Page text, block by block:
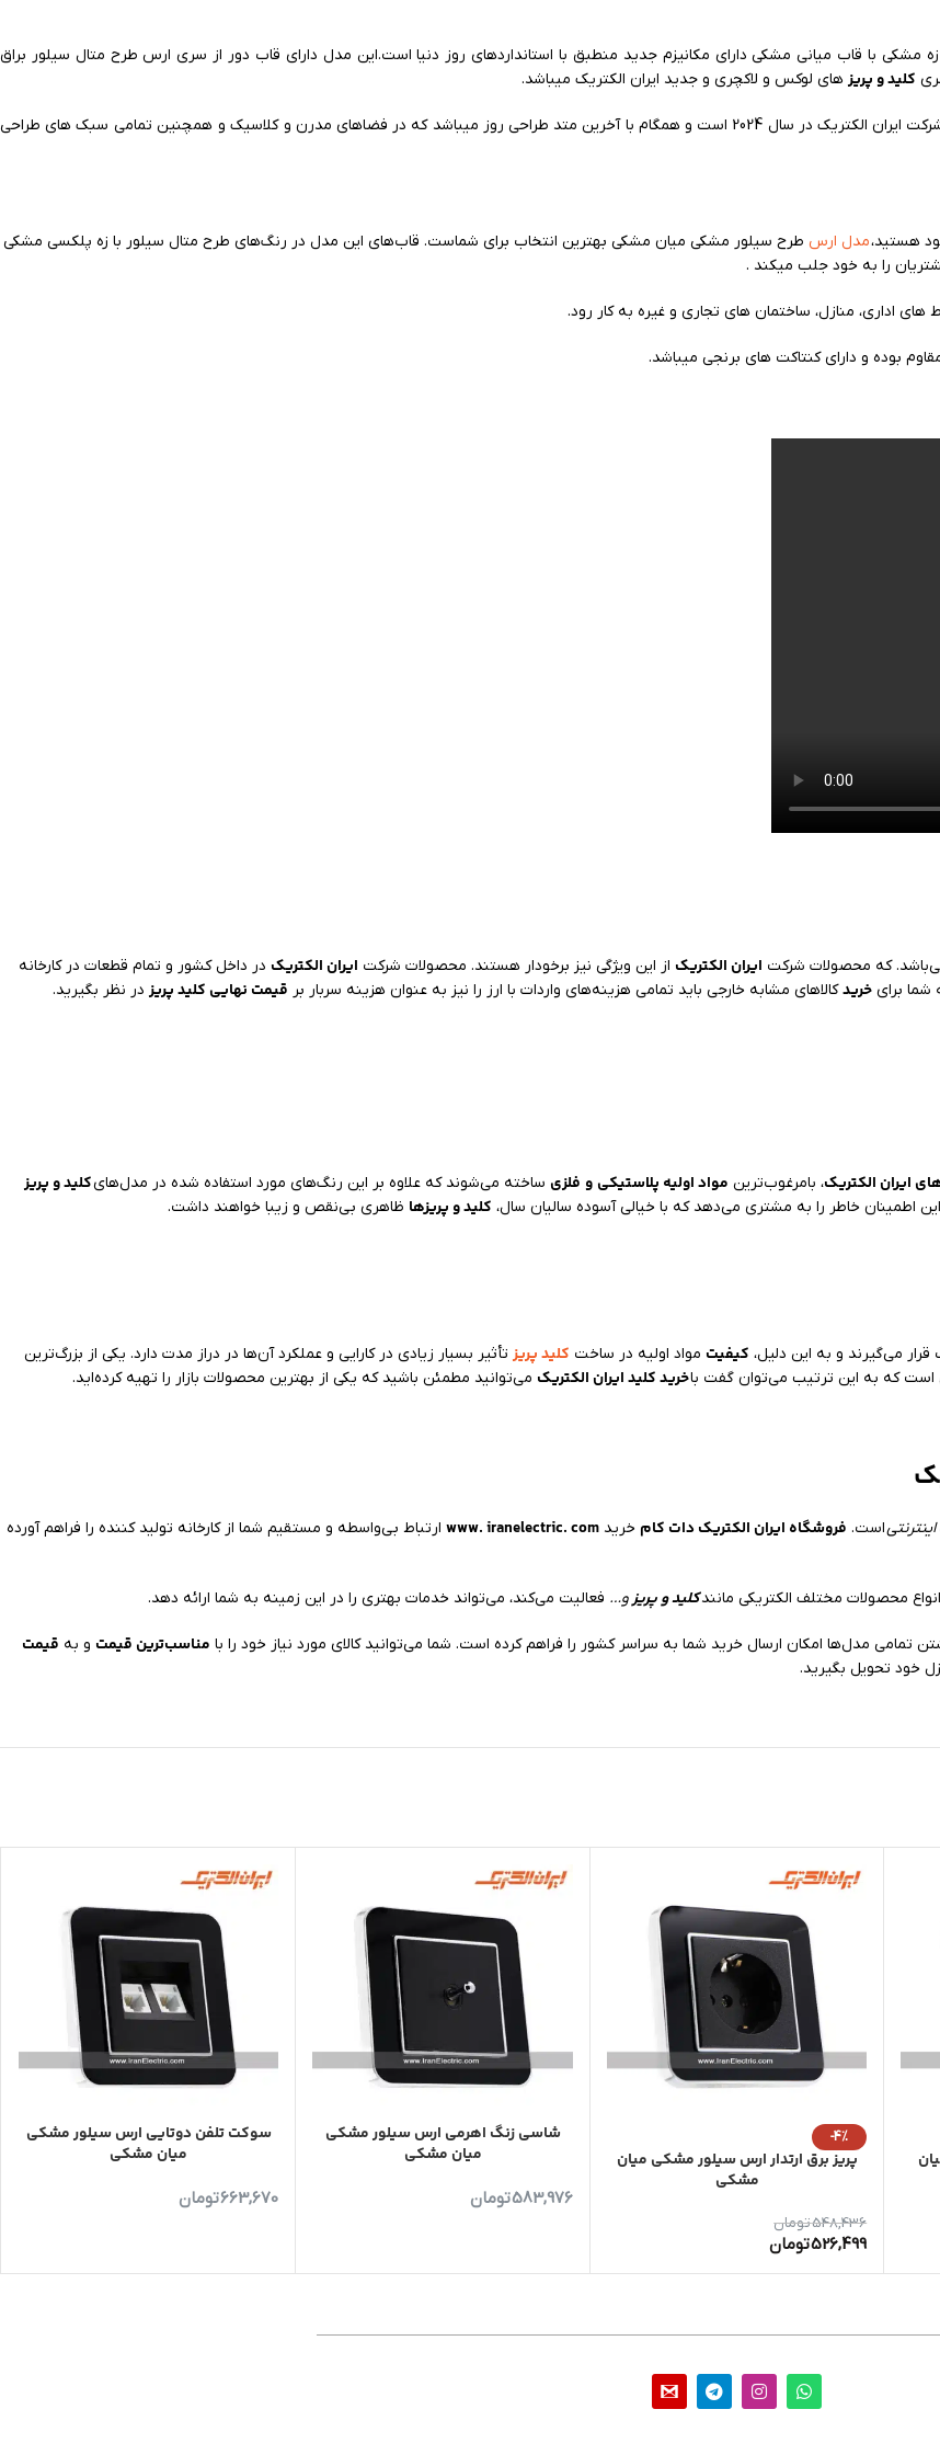
با قاب میانی مشکی دارای مکانیزم جدید منطبق با استانداردهای روز دنیا است.این مدل دارای قاب دور از سری ارس طرح متال سیلور براق
کلید و پریز های لوکس و لاکچری و جدید ایران الکتریک میباشد.
طرح متال سیلور زه مشکی میان مشکی جدیدترین محصول تولید شده شرکت ایران الکتریک در سال 2024 است و همگام با آخرین متد طراحی روز میباشد که در فضاهای مدرن و کلاسیک و همچنین تمامی سبک های طراحی
هستید،مدل‌ ارس طرح سیلور مشکی میان مشکی بهترین انتخاب برای شماست. قاب‌های این مدل در رنگ‌های طرح متال سیلور با زه پلکسی مشکی
را به خود جلب میکند .
اداری، منازل، ساختمان های تجاری و غیره به کار رود.
بوده و دارای کنتاکت های برنجی میباشد.
که محصولات شرکت ایران الکتریک از این ویژگی نیز برخودار هستند. محصولات شرکت ایران الکتریک در داخل کشور و تمام قطعات در کارخانه
شما برای خریدکالاهای مشابه خارجی باید تمامی هزینه‌های واردات با ارز را نیز به عنوان هزینه سربار بر قیمت نهایی کلید پریز در نظر بگیرید.
ایران الکتریک، بامرغوب‌ترین مواد اولیه پلاستیکی و فلزی ساخته می‌شوند که علاوه بر این رنگ‌های مورد استفاده شده در مدل‌هایکلید و پریز
اطمینان خاطر را به مشتری می‌دهد که با خیالی آسوده سالیان سال، کلید و پریزها ظاهری بی‌نقص و زیبا خواهند داشت.
می‌گیرند و به این دلیل، کیفیت مواد اولیه در ساخت کلید پریز تأثیر بسیار زیادی در کارایی و عملکرد آن‌ها در دراز مدت دارد. یکی از بزرگ‌ترین
است که به این ترتیب می‌توان گفت باخرید کلید ایران الکتریک می‌توانید مطمئن باشید که یکی از بهترین محصولات بازار را تهیه کرده‌اید.
است. فروشگاه ایران الکتریک دات کام خرید www. iranelectric. com ارتباط بی‌واسطه و مستقیم شما از کارخانه تولید کننده را فراهم آورده
محصولات مختلف الکتریکی مانندکلید و پریزو… فعالیت می‌کند، می‌تواند خدمات بهتری را در این زمینه به شما ارائه دهد.
مناسب‌ترین قیمت و به قیمت
خود تحویل بگیرید.
-4%
پریز برق ارتدار ارس سیلور مشکی میان
مشکی
548,436تومان
526,499تومان
شاسی زنگ اهرمی ارس سیلور مشکی
میان مشکی
583,976تومان
سوکت تلفن دوتایی ارس سیلور مشکی
میان مشکی
663,670تومان